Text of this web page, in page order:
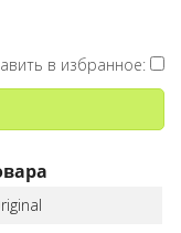
в избранное: